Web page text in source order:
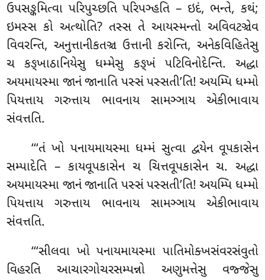
ઉપસઙ્કમિત્વા પરિપુચ્છતિ પરિપઞ્હતિ – ઇદં, ભન્તે, કથં;
ઇમસ્સ કો અત્થોતિ? તસ્સ તે આયસ્મન્તો અવિવટઞ્ચેવ
વિવરન્તિ, અનુત્તાનીકતઞ્ચ ઉત્તાની કરોન્તિ, અનેકવિહિતેસુ
ચ કઙ્ખાઠાનિયેસુ ધમ્મેસુ કઙ્ખં પટિવિનોદેન્તિ. અદ્ધા
અયમાયસ્મા જાનં જાનાતિ પસ્સં પસ્સતી’તિ! અયમ્પિ ધમ્મો
પિયત્તાય ગરુત્તાય ભાવનાય સામઞ્ઞાય એકીભાવાય
સંવત્તતિ.
‘‘‘તં ખો પનાયમાયસ્મા ધમ્મં સુત્વા દ્વયેન વૂપકાસેન
સમ્પાદેતિ – કાયવૂપકાસેન ચ ચિત્તવૂપકાસેન ચ. અદ્ધા
અયમાયસ્મા જાનં જાનાતિ પસ્સં પસ્સતી’તિ! અયમ્પિ ધમ્મો
પિયત્તાય ગરુત્તાય ભાવનાય સામઞ્ઞાય એકીભાવાય
સંવત્તતિ.
‘‘‘સીલવા ખો પનાયમાયસ્મા પાતિમોક્ખસંવરસંવુતો
વિહરતિ આચારગોચરસમ્પન્નો અણુમત્તેસુ વજ્જેસુ